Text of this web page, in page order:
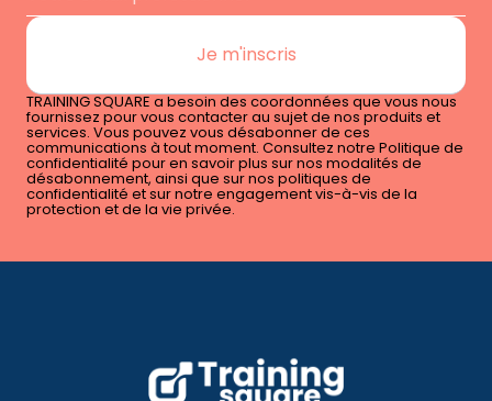
TRAINING SQUARE a besoin des coordonnées que vous nous
fournissez pour vous contacter au sujet de nos produits et
services. Vous pouvez vous désabonner de ces
communications à tout moment. Consultez notre Politique de
confidentialité pour en savoir plus sur nos modalités de
désabonnement, ainsi que sur nos politiques de
confidentialité et sur notre engagement vis-à-vis de la
protection et de la vie privée.